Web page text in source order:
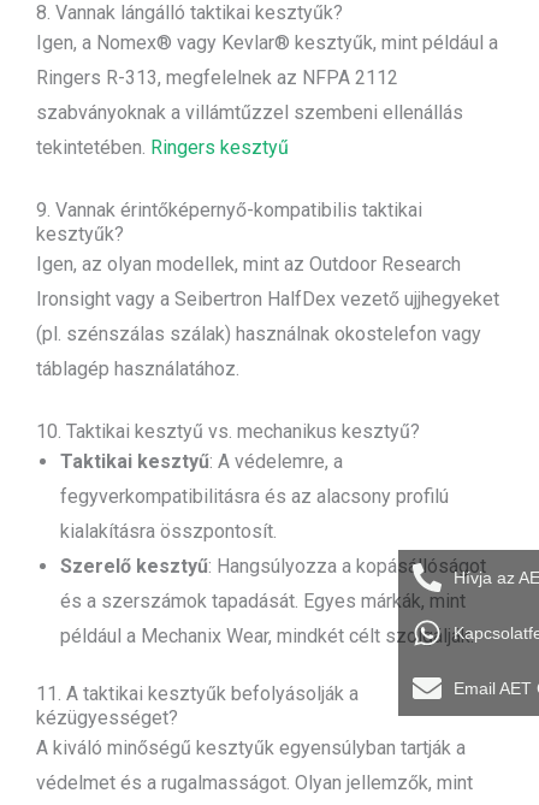
8. Vannak lángálló taktikai kesztyűk?
Igen, a Nomex® vagy Kevlar® kesztyűk, mint például a
Ringers R-313, megfelelnek az NFPA 2112
szabványoknak a villámtűzzel szembeni ellenállás
tekintetében. Ringers kesztyű
9. Vannak érintőképernyő-kompatibilis taktikai
kesztyűk?
Igen, az olyan modellek, mint az Outdoor Research
Ironsight vagy a Seibertron HalfDex vezető ujjhegyeket
(pl. szénszálas szálak) használnak okostelefon vagy
táblagép használatához.
10. Taktikai kesztyű vs. mechanikus kesztyű?
Taktikai kesztyű: A védelemre, a
fegyverkompatibilitásra és az alacsony profilú
kialakításra összpontosít.
Szerelő kesztyű: Hangsúlyozza a kopásállóságot
és a szerszámok tapadását. Egyes márkák, mint
például a Mechanix Wear, mindkét célt szolgálják.
11. A taktikai kesztyűk befolyásolják a
kézügyességet?
A kiváló minőségű kesztyűk egyensúlyban tartják a
védelmet és a rugalmasságot. Olyan jellemzők, mint
Hívja az
Email AET